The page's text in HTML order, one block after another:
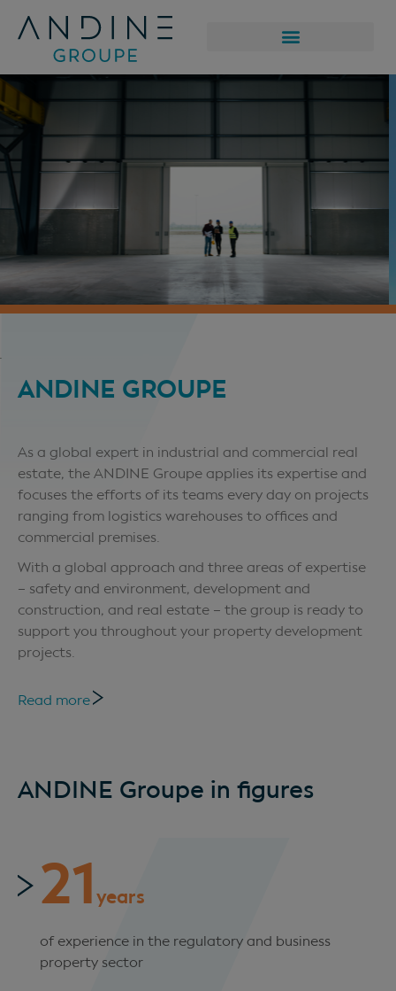
ANDINE GROUPE
As a global expert in industrial and commercial real
estate, the ANDINE Groupe applies its expertise and
focuses the efforts of its teams every day on projects
ranging from logistics warehouses to offices and
commercial premises.
With a global approach and three areas of expertise
– safety and environment, development and
construction, and real estate – the group is ready to
support you throughout your property development
projects.
Read more
ANDINE Groupe in figures
of experience in the regulatory and business
property sector
21years